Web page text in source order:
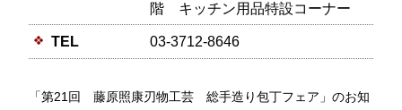
階 キッチン用品特設コーナー
TEL 03-3712-8646
「第21回 藤原照康刃物工芸 総手造り包丁フェア」のお知